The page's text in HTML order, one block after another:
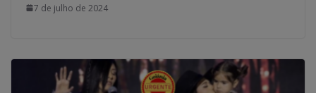
7 de julho de 2024